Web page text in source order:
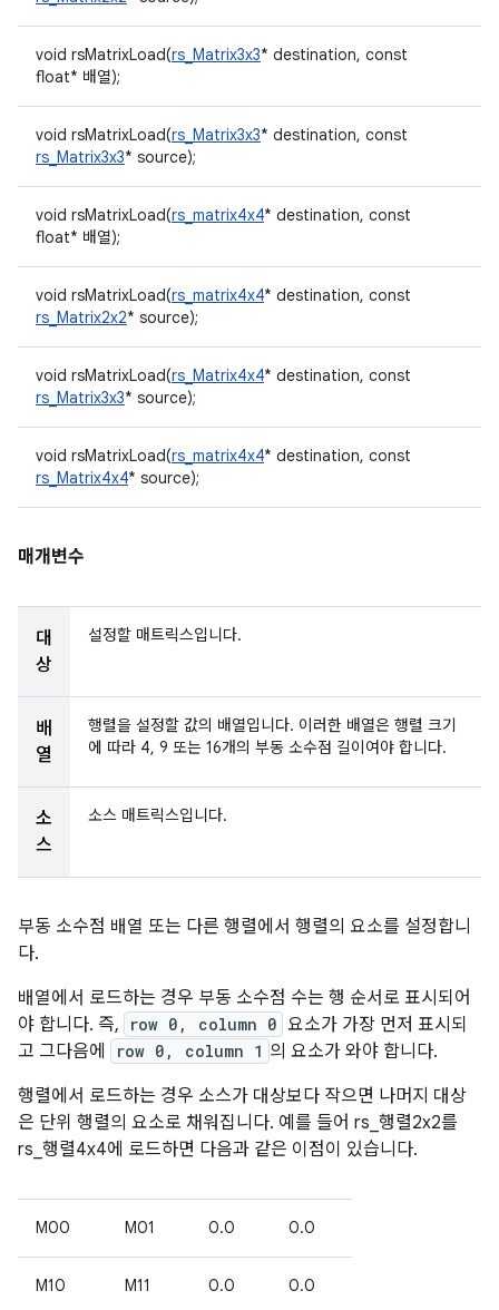
void rsMatrixLoad(rs_Matrix3x3* destination, const
float* 배열);
void rsMatrixLoad(rs_Matrix3x3* destination, const
rs_Matrix3x3* source);
void rsMatrixLoad(rs_matrix4x4* destination, const
float* 배열);
void rsMatrixLoad(rs_matrix4x4* destination, const
rs_Matrix2x2* source);
void rsMatrixLoad(rs_Matrix4x4* destination, const
rs_Matrix3x3* source);
void rsMatrixLoad(rs_matrix4x4* destination, const
rs_Matrix4x4* source);
매개변수
대
상
설정할 매트릭스입니다.
배
열
행렬을 설정할 값의 배열입니다. 이러한 배열은 행렬 크기
에 따라 4, 9 또는 16개의 부동 소수점 길이여야 합니다.
소
스
소스 매트릭스입니다.
부동 소수점 배열 또는 다른 행렬에서 행렬의 요소를 설정합니
다.
배열에서 로드하는 경우 부동 소수점 수는 행 순서로 표시되어
야 합니다. 즉,
row 0, column 0 요소가 가장 먼저 표시되
고 그다음에
row 0, column 1 의 요소가 와야 합니다.
행렬에서 로드하는 경우 소스가 대상보다 작으면 나머지 대상
은 단위 행렬의 요소로 채워집니다. 예를 들어 rs_행렬2x2를
rs_행렬4x4에 로드하면 다음과 같은 이점이 있습니다.
M00 M01 0.0 0.0
M10 M11 0.0 0.0